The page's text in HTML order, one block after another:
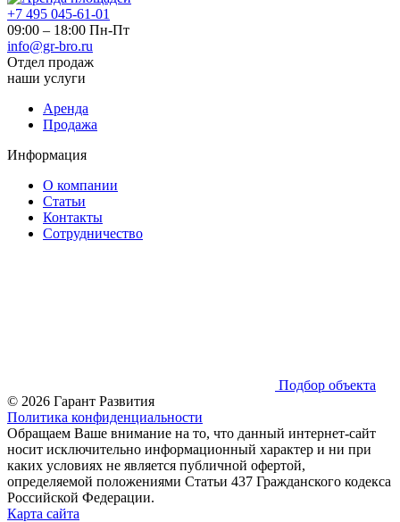
+7 495 045-61-01
09:00 – 18:00 Пн-Пт
info@gr-bro.ru
Отдел продаж
наши услуги
Аренда
Продажа
Информация
О компании
Статьи
Контакты
Сотрудничество
Подбор объекта
© 2026 Гарант Развития
Политика конфиденциальности
Обращаем Ваше внимание на то, что данный интернет-сайт
носит исключительно информационный характер и ни при
каких условиях не является публичной офертой,
определяемой положениями Статьи 437 Гражданского кодекса
Российской Федерации.
Карта сайта